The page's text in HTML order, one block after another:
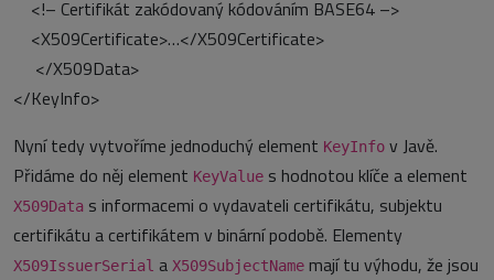
<!– Certifikát zakódovaný kódováním BASE64 –>
<X509Certificate>…</X509Certificate>
</X509Data>
</KeyInfo>
Nyní tedy vytvoříme jednoduchý element KeyInfo v Javě.
Přidáme do něj element KeyValue s hodnotou klíče a element
X509Data s informacemi o vydavateli certifikátu, subjektu
certifikátu a certifikátem v binární podobě. Elementy
X509IssuerSerial a X509SubjectName mají tu výhodu, že jsou